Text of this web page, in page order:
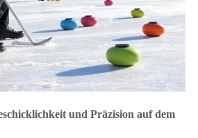
und Präzision auf dem